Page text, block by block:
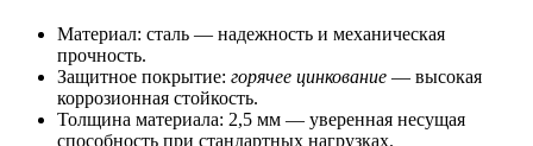
Материал: сталь — надежность и механическая
прочность.
Защитное покрытие: горячее цинкование — высокая
коррозионная стойкость.
Толщина материала: 2,5 мм — уверенная несущая
способность при стандартных нагрузках.